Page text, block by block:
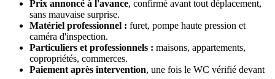
Prix annoncé à l'avance, confirmé avant tout déplacement,
sans mauvaise surprise.
Matériel professionnel : furet, pompe haute pression et
caméra d'inspection.
Particuliers et professionnels : maisons, appartements,
copropriétés, commerces.
Paiement après intervention, une fois le WC vérifié devant